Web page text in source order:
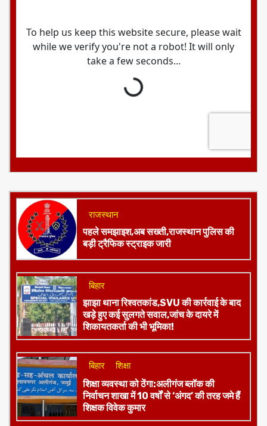
राजस्थान
पहले समझाइश,अब सख्ती,राजस्थान पुलिस की
बड़ी ट्रैफिक स्ट्राइक जारी
बिहार
झाझा थाना रिश्वतकांड,SVU की कार्रवाई के बाद
खड़े हुए कई सुलगते सवाल,जांच के दायरे में
शिकायतकर्ता की भी भूमिका!
बिहार शिक्षा
शिक्षा व्यवस्था को ठेंगा:अलीगंज ब्लॉक की
निर्वाचन शाखा में 10 वर्षों से ‘अंगद’ की तरह जमे हैं
शिक्षक विवेक कुमार